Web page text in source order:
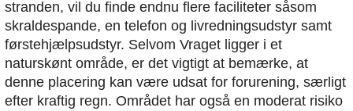
stranden, vil du finde endnu flere faciliteter såsom
skraldespande, en telefon og livredningsudstyr samt
førstehjælpsudstyr. Selvom Vraget ligger i et
naturskønt område, er det vigtigt at bemærke, at
denne placering kan være udsat for forurening, særligt
efter kraftig regn. Området har også en moderat risiko